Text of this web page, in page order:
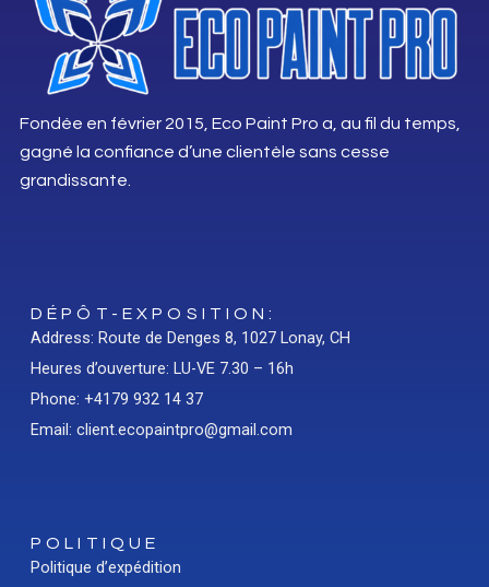
Fondée en février 2015, Eco Paint Pro a, au fil du temps,
gagné la confiance d’une clientèle sans cesse
grandissante.
DÉPÔT-EXPOSITION:
Address: Route de Denges 8, 1027 Lonay, CH
Heures d’ouverture: LU-VE 7.30 – 16h
Phone: +4179 932 14 37
Email: client.ecopaintpro@gmail.com
POLITIQUE
Politique d’expédition